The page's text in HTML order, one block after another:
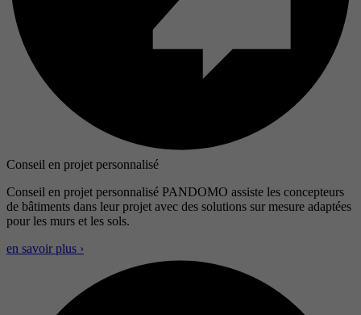
Conseil en projet personnalisé
Conseil en projet personnalisé PANDOMO assiste les concepteurs
de bâtiments dans leur projet avec des solutions sur mesure adaptées
pour les murs et les sols.
en savoir plus ›